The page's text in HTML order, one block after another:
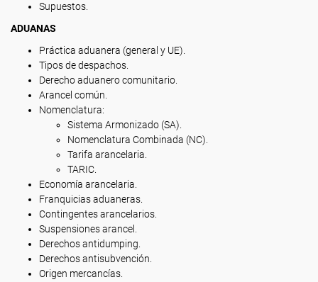
Supuestos.
ADUANAS
Práctica aduanera (general y UE).
Tipos de despachos.
Derecho aduanero comunitario.
Arancel común.
Nomenclatura:
Sistema Armonizado (SA).
Nomenclatura Combinada (NC).
Tarifa arancelaria.
TARIC.
Economía arancelaria.
Franquicias aduaneras.
Contingentes arancelarios.
Suspensiones arancel.
Derechos antidumping.
Derechos antisubvención.
Origen mercancías.